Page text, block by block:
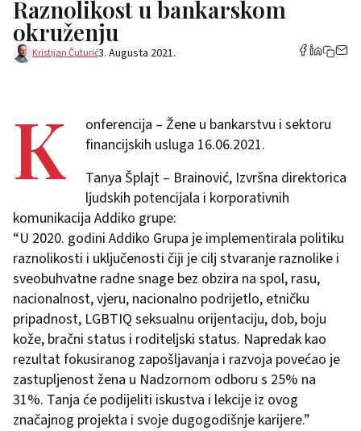
Raznolikost u bankarskom
okruženju
Kristijan Čuturić3. Augusta 2021.
K
onferencija – Žene u bankarstvu i sektoru
financijskih usluga 16.06.2021.
Tanya Šplajt – Brainović, Izvršna direktorica
ljudskih potencijala i korporativnih
komunikacija Addiko grupe:
“U 2020. godini Addiko Grupa je implementirala politiku
raznolikosti i uključenosti čiji je cilj stvaranje raznolike i
sveobuhvatne radne snage bez obzira na spol, rasu,
nacionalnost, vjeru, nacionalno podrijetlo, etničku
pripadnost, LGBTIQ seksualnu orijentaciju, dob, boju
kože, bračni status i roditeljski status. Napredak kao
rezultat fokusiranog zapošljavanja i razvoja povećao je
zastupljenost žena u Nadzornom odboru s 25% na
31%. Tanja će podijeliti iskustva i lekcije iz ovog
značajnog projekta i svoje dugogodišnje karijere.”